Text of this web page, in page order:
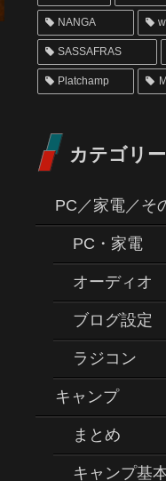
NANGA
SASSAFRAS
Platchamp
カテゴリー
PC／家電／そ
PC・家電
オーディオ
ブログ設定
ラジコン
キャンプ
まとめ
キャンプ基